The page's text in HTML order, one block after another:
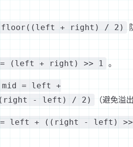
+ right) / 2)
= (left + right) >> 1 。
mid = left +
- left) / 2)
（避免溢
= left + ((right - left) >>